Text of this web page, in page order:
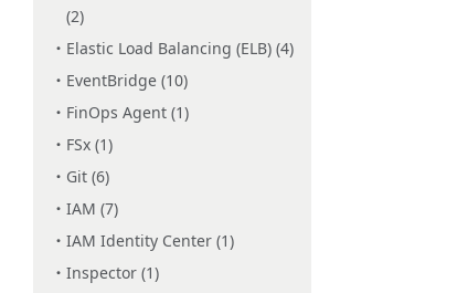
(2)
Elastic Load Balancing (ELB) (4)
EventBridge (10)
FinOps Agent (1)
FSx (1)
Git (6)
IAM (7)
IAM Identity Center (1)
Inspector (1)